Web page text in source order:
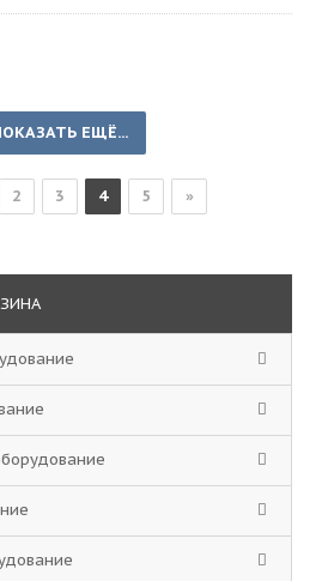
ЕЩЁ...
2 3 4 5 »